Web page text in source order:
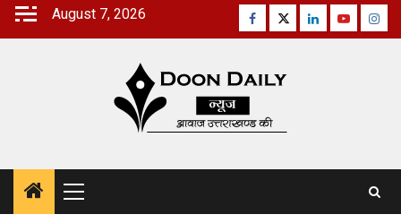
Skip
August 7, 2026 Facebook
TwitterLinkedinYoutube
Primary
Menu